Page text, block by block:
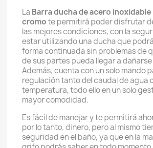
La Barra ducha de acero
cromote permitirá poder disfrutar
las mejores condiciones, con la
estar utilizando una ducha que
forma continuada sin problemas de
de sus partes pueda llegar a dañarse
Además, cuenta con un solo mando
regulación tanto del caudal de agua
temperatura, todo ello en un solo
mayor comodidad.
Es fácil de manejar y te permitirá
por lo tanto, dinero, pero al mismo
seguridad en el baño, ya que en la